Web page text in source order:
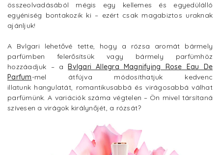
összeolvadásából mégis egy kellemes és egyedülálló
egyéniség bontakozik ki – ezért csak magabiztos uraknak
ajánljuk!
A Bvlgari lehetővé tette, hogy a rózsa aromát bármely
parfümben felerősítsük vagy bármely parfümhöz
hozzáadjuk – aBvlgari Allegra Magnifying Rose Eau De
Parfum-mel átfújva módosíthatjuk kedvenc
illatunk hangulatát, romantikusabbá és virágosabbá válhat
parfümünk. A variációk száma végtelen – Ön mivel társítaná
szívesen a virágok királynőjét, a rózsát?